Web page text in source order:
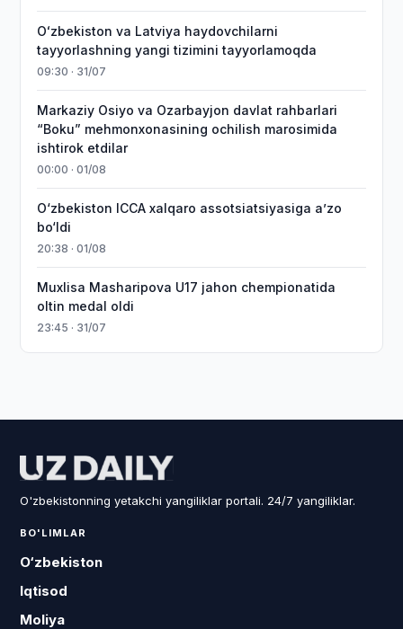
Oʻzbekiston va Latviya haydovchilarni
tayyorlashning yangi tizimini tayyorlamoqda
09:30 · 31/07
Markaziy Osiyo va Ozarbayjon davlat rahbarlari
“Boku” mehmonxonasining ochilish marosimida
ishtirok etdilar
00:00 · 01/08
O‘zbekiston ICCA xalqaro assotsiatsiyasiga aʼzo
bo‘ldi
20:38 · 01/08
Muxlisa Masharipova U17 jahon chempionatida
oltin medal oldi
23:45 · 31/07
O'zbekistonning yetakchi yangiliklar portali. 24/7 yangiliklar.
BO'LIMLAR
O‘zbekiston
Iqtisod
Moliya